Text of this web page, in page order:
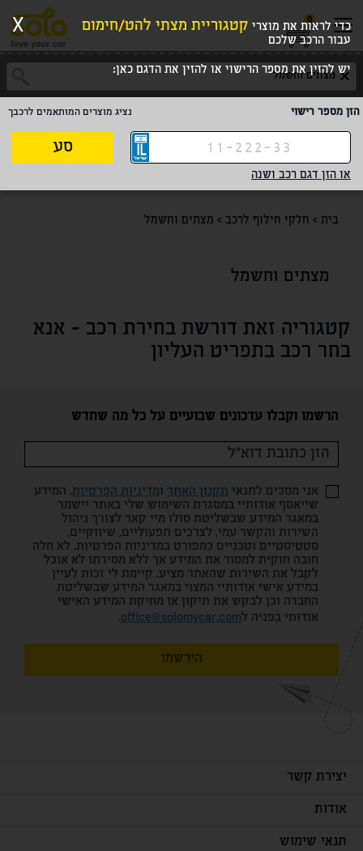
0
X כדי לראות את מוצרי קטגוריית מצתי להט/חימום
עבור הרכב שלכם
יש להזין את מספר הרישוי או להזין את הדגם כאן:
הזן מספר רישוי נציג מוצרים המותאמים לרכבך
סע
או הזן דגם רכב ושנה
בית > חלקי חילוף לרכב > מצתים וחשמל
מצתים וחשמל
קטגוריה זאת דורשת בחירת רכב - אנא
בחר רכב בתפריט העליון
הרשמו וקבלו עדכונים שבועיים על כל מה שחדש
אני מסכים לתנאי תקנון האתר ומדיניות הפרטיות. המידע
שייאסף אודותיי במסגרת השימוש שלי באתר יישמר
במאגר המידע שבשליטת סולו מיי קאר לצורך ניהול
השירות והקשר עמי, לצרכים תפעוליים, שיווקיים,
סטטיסטיים וטכניים כמפורט במדיניות הפרטיות. לא חלה
חובה חוקית למסור את המידע אך ללא מסירתו לא אוכל
לקבל את השירות שהאתר מציע. קיימת לי זכות לעיין
במידע אישי אודותיי המצוי במאגר המידע שבשליטת
החברה וכן לבקש את תיקון או מחיקת המידע האישי
אודותי בפניה לoffice@solomycar.com
.
הירשמו
יצירת קשר
אודות
תנאי שימוש